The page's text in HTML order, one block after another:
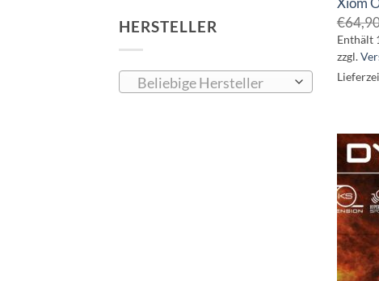
HERSTELLER
Beliebige Hersteller
€
Enthält
zzgl.